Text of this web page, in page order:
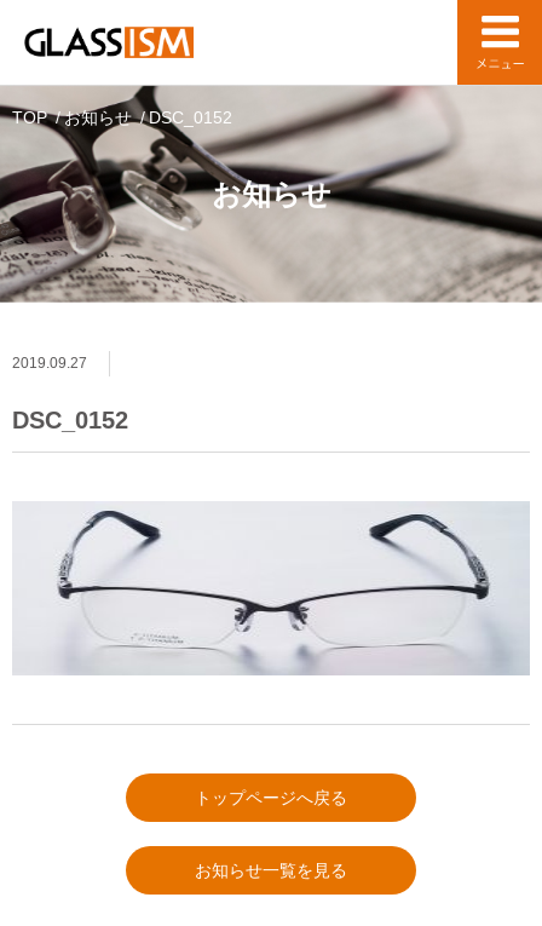
お知らせ
TOP お知らせ DSC_0152
2019.09.27
DSC_0152
トップページへ戻る
お知らせ一覧を見る